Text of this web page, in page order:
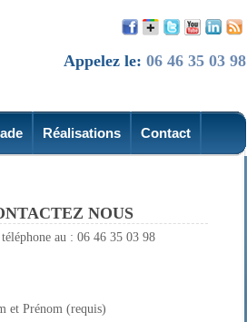
Appelez le: 06 46 35 03 98
Réalisations Contact
NOUS
au : 06 46 35 03 98
et Prénom (requis)